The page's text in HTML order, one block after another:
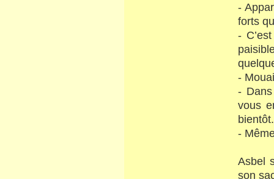
-
forts
-
-
-
vous
bientôt.
-
Asbel
son